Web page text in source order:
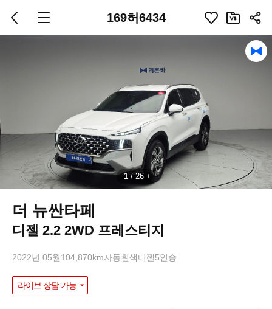
169허6434
1/ 26
더 뉴싼타페
디젤 2.2 2WD 프레스티지
2022년 05월104,870km자동흰색디젤5인승
라이브 상담 가능